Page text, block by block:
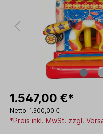
1.547,00 €*
Netto: 1.300,00 €
*Preis inkl. MwSt. zzgl.